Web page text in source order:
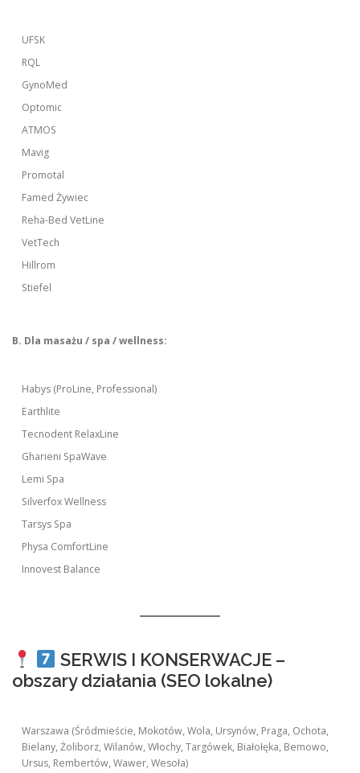
UFSK
RQL
GynoMed
Optomic
ATMOS
Mavig
Promotal
Famed Żywiec
Reha-Bed VetLine
VetTech
Hillrom
Stiefel
B. Dla masażu / spa / wellness:
Habys (ProLine, Professional)
Earthlite
Tecnodent RelaxLine
Gharieni SpaWave
Lemi Spa
Silverfox Wellness
Tarsys Spa
Physa ComfortLine
Innovest Balance
SERWIS I KONSERWACJE –
obszary działania (SEO lokalne)
Warszawa (Śródmieście, Mokotów, Wola, Ursynów, Praga, Ochota,
Bielany, Żoliborz, Wilanów, Włochy, Targówek, Białołęka, Bemowo,
Ursus, Rembertów, Wawer, Wesoła)